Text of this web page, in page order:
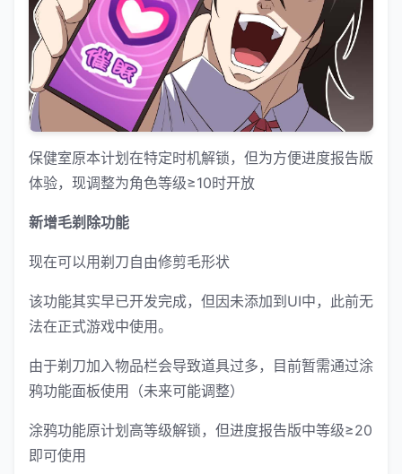
保健室原本计划在特定时机解锁，但为方便进度报告版
体验，现调整为角色等级≥10时开放
新增毛剃除功能
现在可以用剃刀自由修剪毛形状
该功能其实早已开发完成，但因未添加到UI中，此前无
法在正式游戏中使用。
由于剃刀加入物品栏会导致道具过多，目前暂需通过涂
鸦功能面板使用（未来可能调整）
涂鸦功能原计划高等级解锁，但进度报告版中等级≥20
即可使用